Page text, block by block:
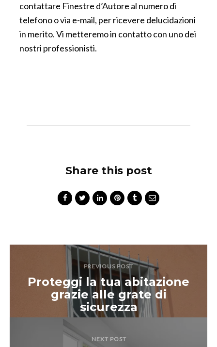
contattare Finestre d’Autore al numero di
telefono o via e-mail, per ricevere delucidazioni
in merito. Vi metteremo in contatto con uno dei
nostri professionisti.
Share this post
PREVIOUS POST
Proteggi la tua abitazione
grazie alle grate di
sicurezza
NEXT POST